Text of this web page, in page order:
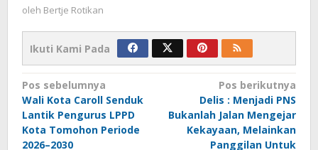
oleh Bertje Rotikan
Ikuti Kami Pada
Navigasi
pos
Pos sebelumnya
Wali Kota Caroll Senduk
Lantik Pengurus LPPD
Kota Tomohon Periode
2026–2030
Pos berikutnya
Delis : Menjadi PNS
Bukanlah Jalan Mengejar
Kekayaan, Melainkan
Panggilan Untuk